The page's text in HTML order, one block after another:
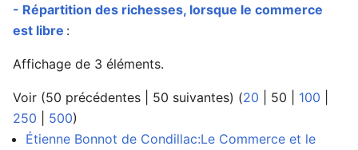
- Répartition des richesses, lorsque le commerce
est libre :
Affichage de 3 éléments.
Voir (50 précédentes 50 suivantes) (20 50 100
250
500)
Étienne Bonnot de Condillac:Le Commerce et le